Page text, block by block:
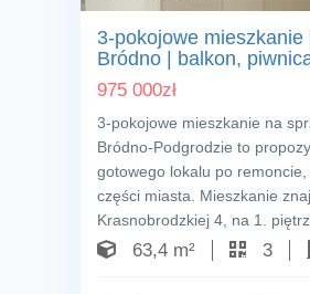
3-pokojowe
Bródno | balkon,
975 000zł
3-pokojowe mieszkanie na
Bródno-Podgrodzie to
gotowego lokalu po
części miasta. Mieszkanie
Krasnobrodzkiej 4, na 1.
63,4 m² 3